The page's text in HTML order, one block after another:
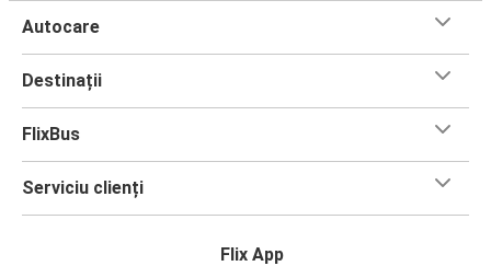
Autocare
Destinații
FlixBus
Serviciu clienți
Flix App